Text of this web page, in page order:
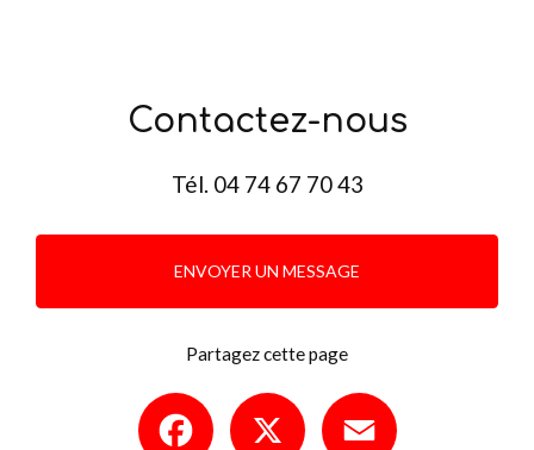
Contactez-nous
Tél. 04 74 67 70 43
ENVOYER UN MESSAGE
Partagez cette page
Facebook